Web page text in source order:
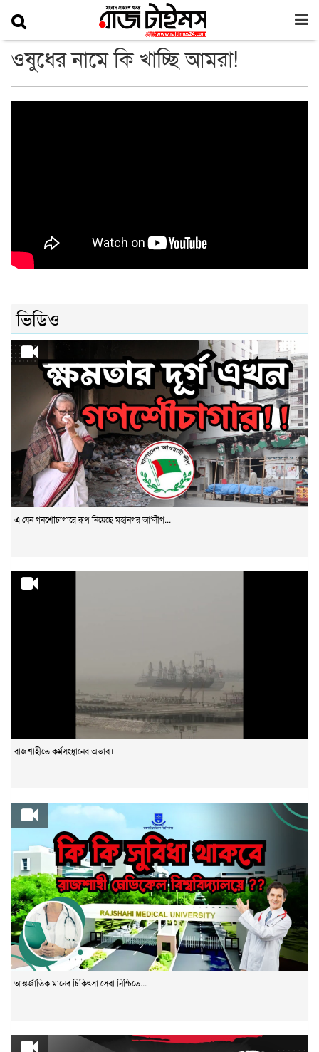
ওষুধের নামে কি খাচ্ছি আমরা!
ভিডিও
এ যেন গনশৌচাগারে রূপ নিয়েছে মহানগর আ‘লীগ...
রাজশাহীতে কর্মসংস্থানের অভাব।
আন্তর্জাতিক মানের চিকিৎসা সেবা নিশ্চিতে...